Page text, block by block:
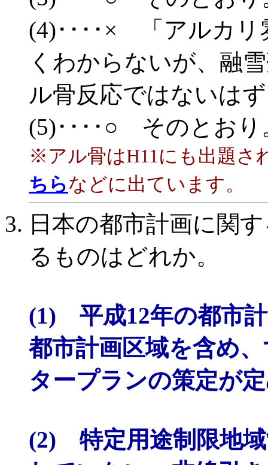
(4)････× 「アルカリ
くわからないが、融
ル骨反応ではないは
(5)････○ そのとおり
※アル骨はH11にも出題さ
ちらなどに出ています。
日本の都市計画に関
るものはどれか。
(1) 平成12年の都市
都市計画区域を含め
タープランの策定が
(2) 特定用途制限地